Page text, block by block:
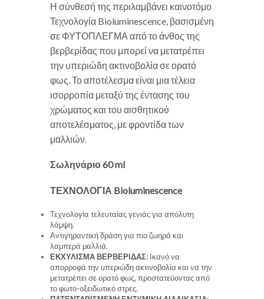
Η σύνθεσή της περιλαμβάνει καινοτόμο
Τεχνολογία Bioluminescence, βασισμένη
σε ΦΥΤΟΠΛΕΓΜΑ από το άνθος της
βερβερίδας που μπορεί να μετατρέπει
την υπεριώδη ακτινοβολία σε ορατό
φως. Το αποτέλεσμα είναι μια τέλεια
ισορροπία μεταξύ της έντασης του
χρώματος και του αισθητικού
αποτελέσματος, με φροντίδα των
μαλλιών.
Σωληνάριο 60 ml
ΤΕΧΝΟΛΟΓΙΑ Bioluminescence
Τεχνολογία τελευταίας γενιάς για απόλυτη
λάμψη.
Αντιγηραντική δράση για πιο ζωηρά και
λαμπερά μαλλιά.
ΕΚΧΥΛΙΣΜΑ ΒΕΡΒΕΡΙΔΑΣ: Ικανό να
απορροφά την υπεριώδη ακτινοβολία και να την
μετατρέπει σε ορατό φως, προστατεύοντας από
το φωτο-οξειδωτικό στρες.